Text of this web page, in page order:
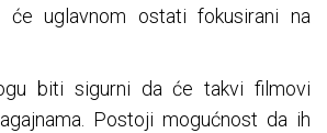
će uglavnom ostati fokusirani na
biti sigurni da će takvi filmovi
Postoji mogućnost da ih